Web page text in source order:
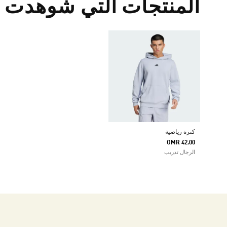
المنتجات التي شوهدت
كنزة رياضية
OMR 42.00
الرجال تدريب